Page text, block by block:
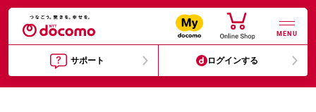
MENU
サポート ログインする